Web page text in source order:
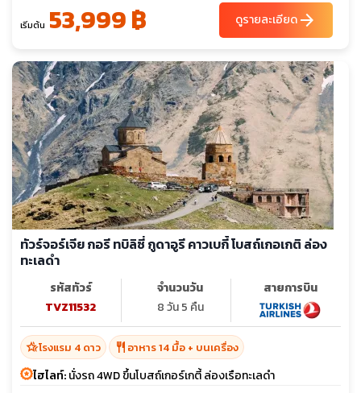
เริ่มต้น 53,999 ฿ ดูรายละเอียดarrow_forward
ทัวร์จอร์เจีย กอรี ทบิลิซี่ กูดาอูรี คาวเบกี้ โบสถ์เกอเกติ ล่อง
ทะเลดำ
รหัสทัวร์
TVZ11532
จำนวนวัน
8 วัน 5 คืน
สายการบิน
hotel_classโรงแรม 4 ดาว restaurant อาหาร 14 มื้อ + บนเครื่อง
ไฮไลท์:นั่งรถ 4WD ขึ้นโบสถ์เกอร์เกตี้ ล่องเรือทะเลดำ